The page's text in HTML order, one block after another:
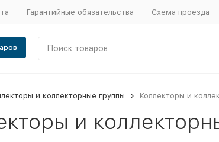
Гарантийные обязательства Схема проезда
и коллекторные группы Коллекторы и
и